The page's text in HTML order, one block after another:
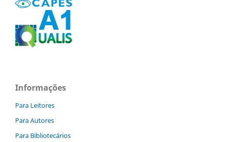
Informações
Para Leitores
Para Autores
Para Bibliotecários